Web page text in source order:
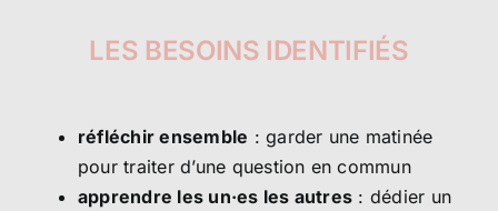
LES BESOINS IDENTIFIÉS
réfléchir ensemble : garder une matinée
pour traiter d’une question en commun
apprendre les un·es les autres : dédier un